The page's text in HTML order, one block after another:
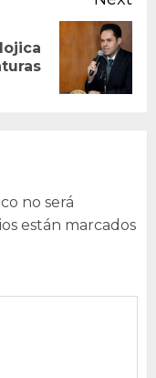
no será
están marcados